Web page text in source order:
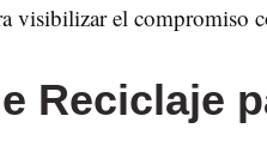
visibilizar el compromiso
Reciclaje